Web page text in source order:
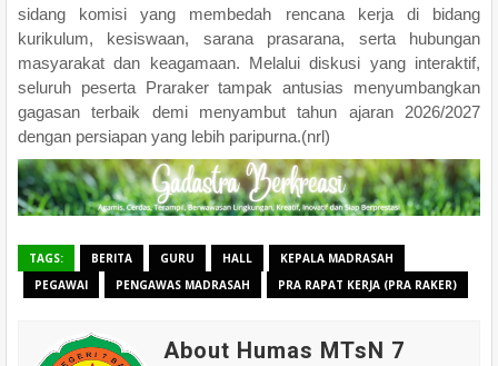
sidang komisi yang membedah rencana kerja di bidang
kurikulum, kesiswaan, sarana prasarana, serta hubungan
masyarakat dan keagamaan. Melalui diskusi yang interaktif,
seluruh peserta Praraker tampak antusias menyumbangkan
gagasan terbaik demi menyambut tahun ajaran 2026/2027
dengan persiapan yang lebih paripurna.(nrl)
TAGS: BERITA GURU HALL
KEPALA MADRASAH
PEGAWAI
PENGAWAS MADRASAH PRA RAPAT KERJA (PRA RAKER)
About Humas MTsN 7